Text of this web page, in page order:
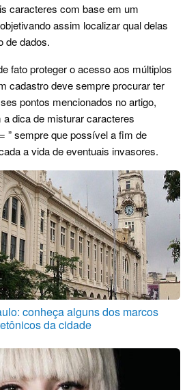
caracteres com base em um
assim localizar qual delas
de dados.
fato proteger o acesso aos múltiplos
cadastro deve sempre procurar ter
pontos mencionados no artigo,
dica de misturar caracteres
” sempre que possível a fim de
a vida de eventuais invasores.
conheça alguns dos marcos
da cidade